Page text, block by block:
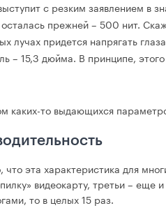
с резким заявлением в
прежней – 500 нит.
лучах придется напрягать
– 15,3 дюйма. В принципе,
каких-то выдающихся
что эта характеристика для
видеокарту, третьи – еще
то в целых 15 раз.